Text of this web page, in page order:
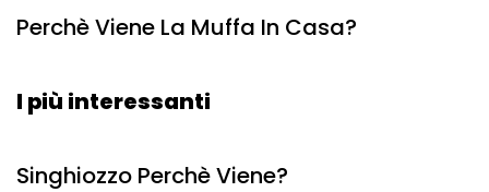
Perchè Viene La Muffa In Casa?
I più interessanti
Singhiozzo Perchè Viene?